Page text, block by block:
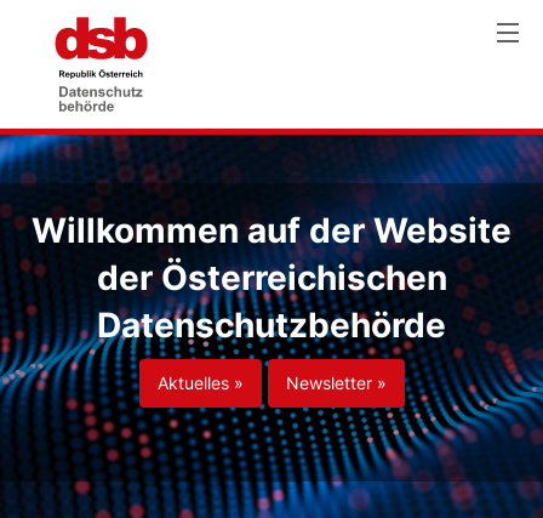
Willkommen auf der Website
der Österreichischen
Datenschutzbehörde
Aktuelles » Newsletter »